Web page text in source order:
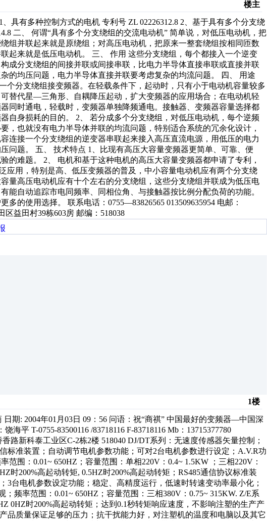
楼主
具有多种控制方式的电机 专利号 ZL 02226312.8 2、基于具有多个分支绕
二、 何谓“具有多个分支绕组的交流电动机” 简单说，对低压电动机，把
组并联起来就是原绕组；对高压电动机，把原来一整套绕组按相同匝数
起来就是低压电动机。 三、 作用 这些分支绕组，每个都接入一个逆变
成分支绕组的间接并联或间接串联，比电力半导体直接串联或直接并联
的均压问题，电力半导体直接并联要考虑复杂的均流问题。 四、 用途
个分支绕组接变频器。在轻载条件下，起动时，只有小于电动机容量较多
替代星—三角形、自耦降压起动，扩大变频器的应用场合；在电动机轻
同时通电，轻载时，变频器单独降频通电。接触器、变频器容量选择都
自身损耗的目的。 2、 若分成多个分支绕组，对低压电动机，每个逆频
，也就没有电力半导体并联的均流问题，特别适合系统的冗余化设计，
连接一个分支绕组的逆变器串联起来接入高压直流电源，用低压的电力
问题。 五、 技术特点 1、比现有高压大容量变频器更简单、可靠、便
的难题。 2、 电机和基于这种电机的高压大容量变频器都申请了专利，
应用，特别是高、低压变频器的普及，中小容量电动机应有两个分支绕
量高压电动机应有十个左右的分支绕组，这些分支绕组并联成为低压电
能自动追踪市电同频率、同相位角、与接触器按比例分配负荷的功能。
的使用选择。 联系电话：0755—83826565 013509635954 电邮：
区益田村39栋603房 邮编：518038
1楼
期: 2004年01月03日 09：56 问语：祝“商祺” 中国最好的变频器—中国深
平 T-0755-83500116 /83718116 F-83718116 Mb：13715377780
香路新科泰工业区C-2栋2楼 518040 DJ/DT系列：无速度传感器矢量控制；
标准装置；自动调节电机参数功能；可对2台电机参数进行设定；A.V.R功
围：0.01~ 650HZ；容量范围：单相220V：0.4~ 1.5KW ；三相220V：
时200%高起动转矩, 0.5HZ时200%高起动转矩；RS485通信协议标准装
3台电机参数设定功能；稳定、高精度运行，低速时转速变动率最小化；
频率范围：0.01~ 650HZ；容量范围：三相380V：0.75~ 315KW. Z/E系
0HZ时200%高起动转矩；达到0.1秒转矩响应速度，不影响注塑的生产产
品质量保证足够的压力；抗干扰能力好，对注塑机的温度和电脑以及其它